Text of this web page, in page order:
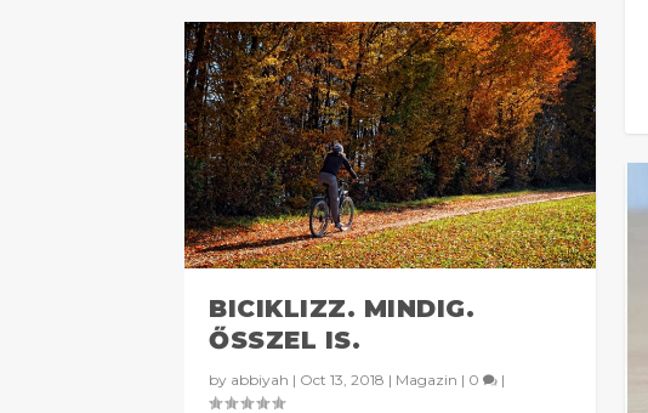
BICIKLIZZ. MINDIG.
ŐSSZEL IS.
by abbiyah | Oct 13, 2018 | Magazin | 0 |